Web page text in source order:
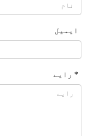
ایمیل
* رایے